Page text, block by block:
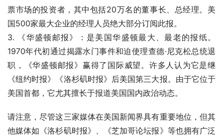
票市场的投资者，其中包括20万名的董事长、总经理。美
国500家最大企业的经理人员绝大部分订阅此报。
3. 《华盛顿邮报》：是美国华盛顿最大、最老的报纸。
1970年代初通过揭露水门事件和迫使理查德·尼克松总统退
职，《华盛顿邮报》赢得了国际威望。许多人认为它是继
《纽约时报》《洛杉矶时报》后美国第三大报。由于它位于
美国首都，它尤其擅长于报道美国国内政治动态。
请注意，尽管这三家媒体在美国新闻界具有重要地位，但其
他媒体如《洛杉矶时报》、《芝加哥论坛报》等也拥有广泛